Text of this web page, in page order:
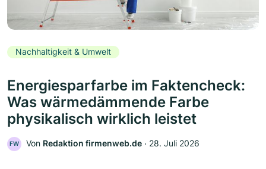
Nachhaltigkeit & Umwelt
Energiesparfarbe im Faktencheck:
Was wärmedämmende Farbe
physikalisch wirklich leistet
FW Von Redaktion firmenweb.de ‧ 28. Juli 2026